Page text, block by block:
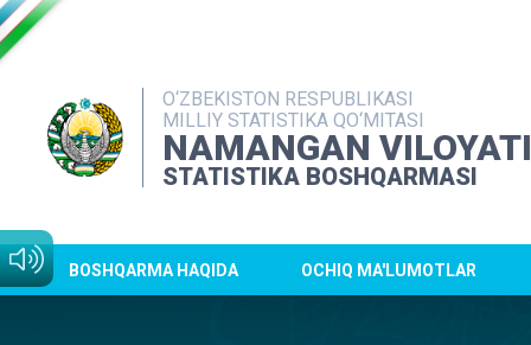
O‘ZBEKISTON RESPUBLIKASI
MILLIY STATISTIKA QO‘MITASI
NAMANGAN VILOYATI
STATISTIKA BOSHQARMASI
BOSHQARMA HAQIDA OCHIQ MA'LUMOTLAR